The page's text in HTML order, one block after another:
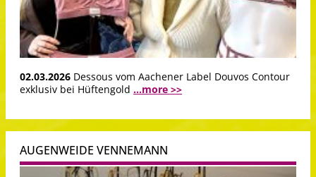
02.03.2026 Dessous vom Aachener Label Douvos Contour
exklusiv bei Hüftengold ...more >>
AUGENWEIDE VENNEMANN